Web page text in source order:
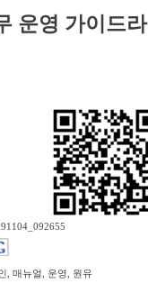
운영 가이드라
, 매뉴얼, 운영, 원유